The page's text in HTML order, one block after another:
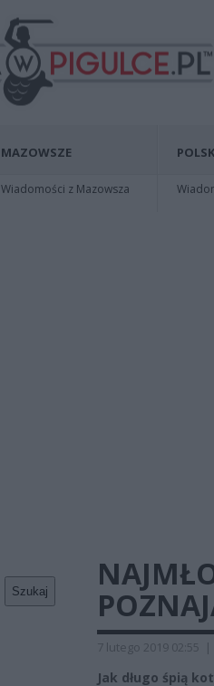
MAZOWSZE
Wiadomości z Mazowsza
Szukaj
7 lutego 2019 02:55 |
Jak długo śpią